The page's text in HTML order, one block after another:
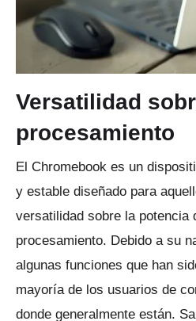
Versatilidad
procesamiento
El Chromebook es un
y estable diseñado para
versatilidad sobre la potencia
procesamiento. Debido a su
algunas funciones que han
mayoría de los usuarios de
donde generalmente están.